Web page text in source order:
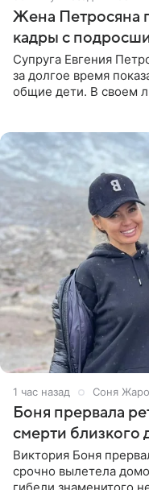
Жена Петросяна
кадры с
Супруга Евгения
за долгое время
общие дети. В своем
1 час назад Соня
Боня прервала
смерти близкого
Виктория Боня
срочно вылетела